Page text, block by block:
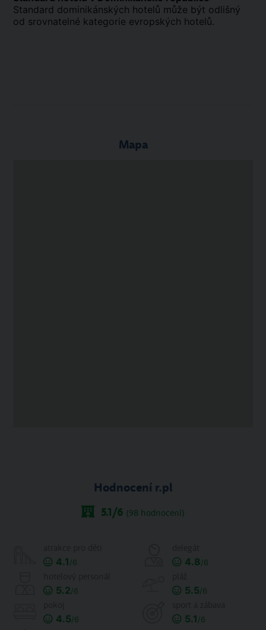
Standard dominikánských hotelů může být odlišný
od srovnatelné kategorie evropských hotelů.
Mapa
Hodnocení r.pl
5.1/6 (98 hodnocení)
4.1 /6 4.8/6
5.2/6 5.5/6
4.5/6 5.1 /6